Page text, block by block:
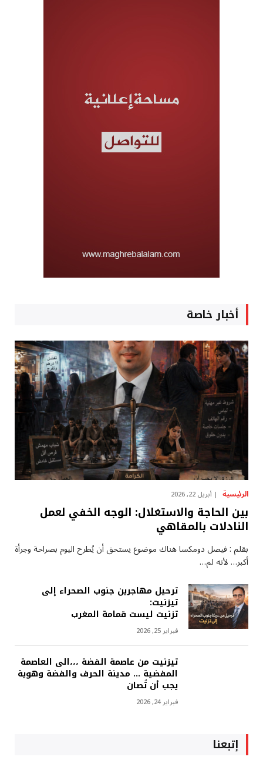
أخبار خاصة
الرئيسية أبريل 22, 2026
بين الحاجة والاستغلال: الوجه الخفي لعمل
النادلات بالمقاهي
بقلم : فيصل دومكسا هناك موضوع يستحق أن يُطرح اليوم بصراحة وجرأة
أكبر… لأنه لم…
ترحيل مهاجرين جنوب الصحراء إلى
تيزنيت:
تزنيت ليست قمامة المغرب
فبراير 25, 2026
تيزنيت من عاصمة الفضة ،،،الى العاصمة
المفضية … مدينة الحرف والفضة وهوية
يجب أن تُصان
فبراير 24, 2026
إتبعنا